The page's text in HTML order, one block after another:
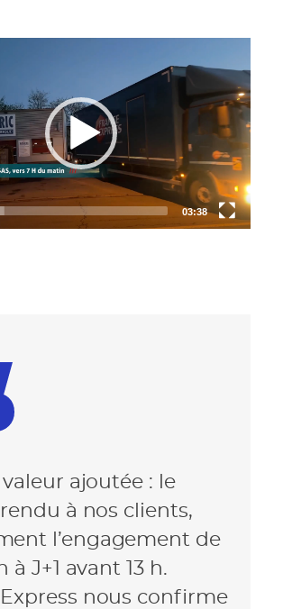
03:38
ajoutée : le
à nos clients,
l’engagement de
à J+1 avant 13 h.
nous conﬁrme